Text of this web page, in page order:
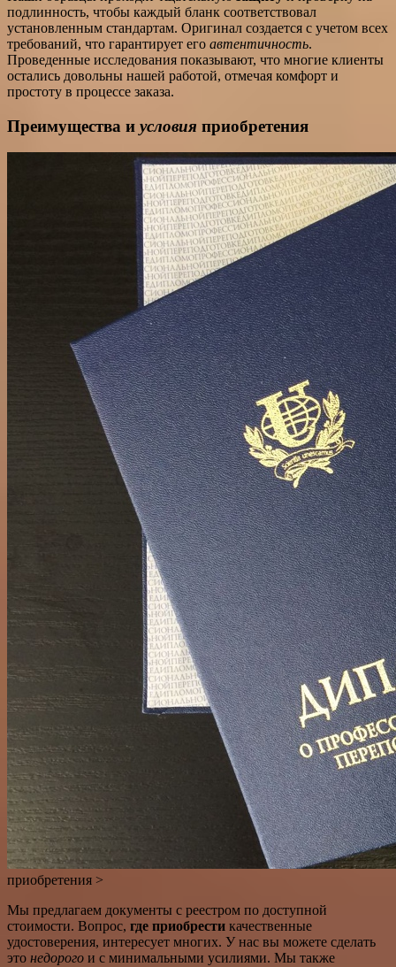
подлинность, чтобы каждый бланк соответствовал
установленным стандартам. Оригинал создается с учетом всех
требований, что гарантирует его автентичность.
Проведенные исследования показывают, что многие клиенты
остались довольны нашей работой, отмечая комфорт и
простоту в процессе заказа.
Преимущества и условия приобретения
приобретения >
Мы предлагаем документы с реестром по доступной
стоимости. Вопрос, где приобрести качественные
удостоверения, интересует многих. У нас вы можете сделать
это недорого и с минимальными усилиями. Мы также